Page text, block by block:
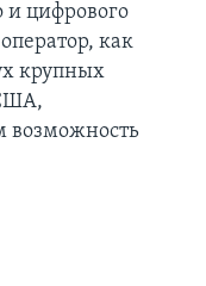
и цифрового
как
крупных
возможность